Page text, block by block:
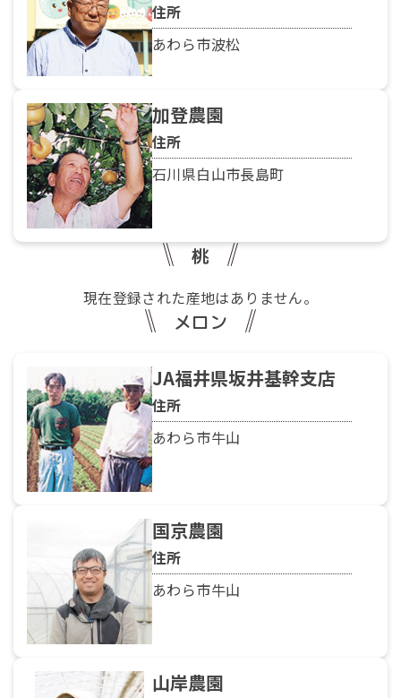
住所
あわら市波松
加登農園
住所
石川県白山市長島町
桃
現在登録された産地はありません。
メロン
JA福井県坂井基幹支店
住所
あわら市牛山
国京農園
住所
あわら市牛山
山岸農園